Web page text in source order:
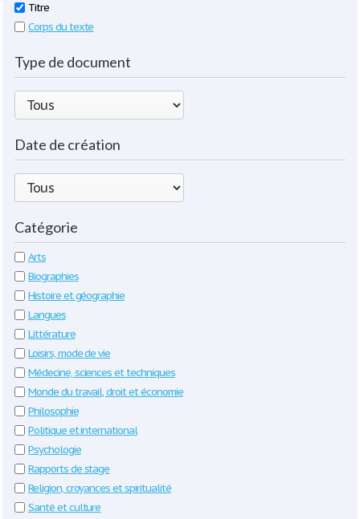
Titre
Corps du texte
Type de document
Date de création
Catégorie
Arts
Biographies
Histoire et géographie
Langues
Littérature
Loisirs, mode de vie
Médecine, sciences et techniques
Monde du travail, droit et économie
Philosophie
Politique et international
Psychologie
Rapports de stage
Religion, croyances et spiritualité
Santé et culture